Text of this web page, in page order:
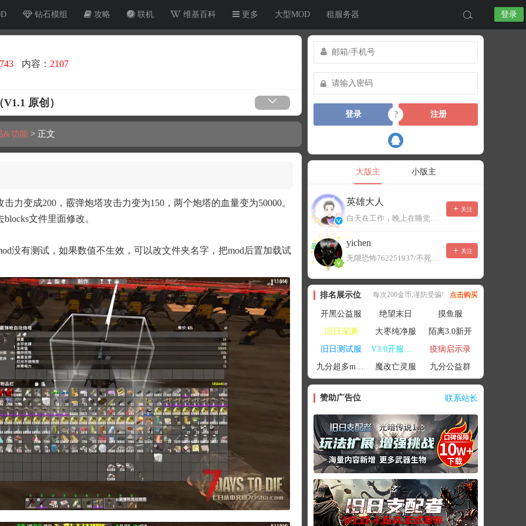
钻石模组 攻略 联机 维基百科 更多 大型MOD 租服务器 登录
内容： 2107
原创）
&功能 > 正文
力变成200，霰弹炮塔攻击力变为150，两个炮塔的血量变为50000。
文件里面修改。
没有测试，如果数值不生效，可以改文件夹名字，把mod后置加载试
登录 ? 注册
大版主 小版主
英雄大人
白天在工作，晚上在睡觉，有事可以留言，不一定能及时回复！
关注
yichen
无限恐怖762251937/不死者末日1080207504
关注
排名展示位 每次200金币,谨防受骗! 点击购买
开黑公益服 绝望末日
摸鱼服
旧日深渊
大枣纯净服
陌离3.0新开
旧日测试服
V3.0开服联机
疫病启示录
九分超多mod群
魔改亡灵服 九分公益群
赞助广告位 联系站长